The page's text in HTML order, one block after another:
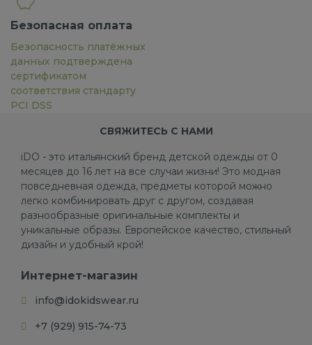
Безопасная оплата
Безопасность платёжных
данных подтверждена
сертификатом
соответствия стандарту
PCI DSS
СВЯЖИТЕСЬ С НАМИ
iDO - это итальянский бренд детской одежды от 0
месяцев до 16 лет на все случаи жизни! Это модная
повседневная одежда, предметы которой можно
легко комбинировать друг с другом, создавая
разнообразные оригинальные комплекты и
уникальные образы. Европейское качество, стильный
дизайн и удобный крой!
Интернет-магазин
info@idokidswear.ru
+7 (929) 915-74-73